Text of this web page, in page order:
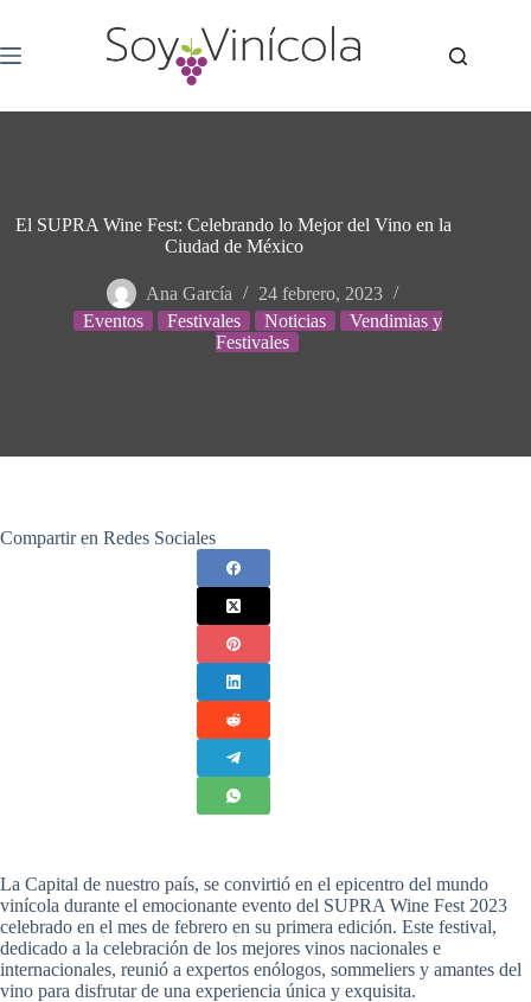
El SUPRA Wine Fest: Celebrando lo Mejor del Vino en la
Ciudad de México
Ana García
24 febrero, 2023
Eventos
Festivales Noticias
Vendimias y
Festivales
Compartir en Redes Sociales
La Capital de nuestro país, se convirtió en el epicentro del mundo
vinícola durante el emocionante evento del SUPRA Wine Fest 2023
celebrado en el mes de febrero en su primera edición. Este festival,
dedicado a la celebración de los mejores vinos nacionales e
internacionales, reunió a expertos enólogos, sommeliers y amantes del
vino para disfrutar de una experiencia única y exquisita.